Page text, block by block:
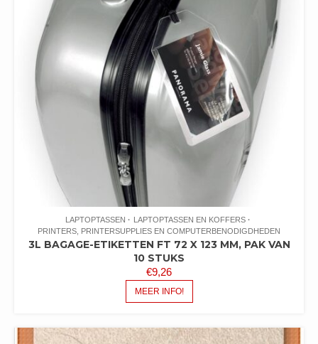
LAPTOPTASSEN
LAPTOPTASSEN EN KOFFERS
PRINTERS, PRINTERSUPPLIES EN COMPUTERBENODIGDHEDEN
3L BAGAGE-ETIKETTEN FT 72 X 123 MM, PAK VAN
10 STUKS
€9,26
MEER INFO!